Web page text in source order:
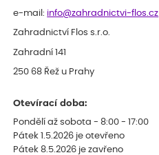
e-mail: info@zahradnictvi-flos.cz
Zahradnictví Flos s.r.o.
Zahradní 141
250 68 Řež u Prahy
Otevírací doba:
Pondělí až sobota - 8:00 - 17:00
Pátek 1.5.2026 je otevřeno
Pátek 8.5.2026 je zavřeno